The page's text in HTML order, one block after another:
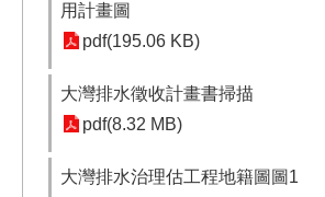
用計畫圖
pdf(195.06 KB)
大灣排水徵收計畫書掃描
pdf(8.32 MB)
大灣排水治理估工程地籍圖圖1